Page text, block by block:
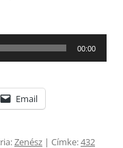
00:00
Email
Zenész | Címke:432